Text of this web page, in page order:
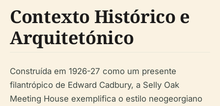
Contexto Histórico e
Arquitetónico
Construída em 1926-27 como um presente
filantrópico de Edward Cadbury, a Selly Oak
Meeting House exemplifica o estilo neogeorgiano